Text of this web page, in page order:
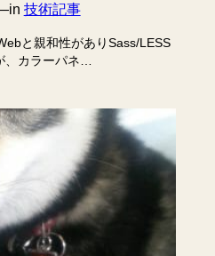
in 技術記事
と親和性がありSass/LESS
、カラーパネ…